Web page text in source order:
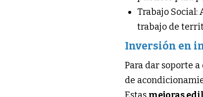
Trabajo Social:
trabajo de
Inversión en
Para dar soporte
de